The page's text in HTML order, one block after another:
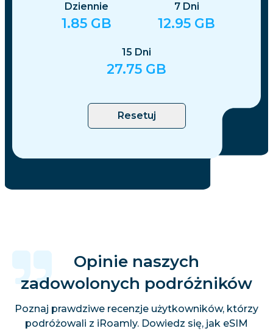
Dziennie
1.85 GB
7 Dni
12.95 GB
15 Dni
27.75 GB
Resetuj
Opinie naszych
zadowolonych podróżników
Poznaj prawdziwe recenzje użytkowników, którzy
podróżowali z iRoamly. Dowiedz się, jak eSIM